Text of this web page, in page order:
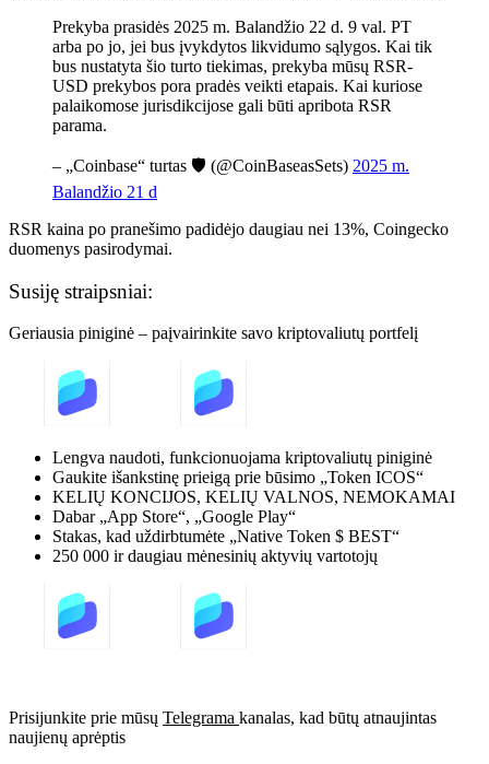
Prekyba prasidės 2025 m. Balandžio 22 d. 9 val. PT
arba po jo, jei bus įvykdytos likvidumo sąlygos. Kai tik
bus nustatyta šio turto tiekimas, prekyba mūsų RSR-
USD prekybos pora pradės veikti etapais. Kai kuriose
palaikomose jurisdikcijose gali būti apribota RSR
parama.
– „Coinbase“ turtas 🛡️ (@CoinBaseasSets) 2025 m.
Balandžio 21 d
RSR kaina po pranešimo padidėjo daugiau nei 13%, Coingecko
duomenys pasirodymai.
Susiję straipsniai:
Geriausia piniginė – paįvairinkite savo kriptovaliutų portfelį
Lengva naudoti, funkcionuojama kriptovaliutų piniginė
Gaukite išankstinę prieigą prie būsimo „Token ICOS“
KELIŲ KONCIJOS, KELIŲ VALNOS, NEMOKAMAI
Dabar „App Store“, „Google Play“
Stakas, kad uždirbtumėte „Native Token $ BEST“
250 000 ir daugiau mėnesinių aktyvių vartotojų
Prisijunkite prie mūsų Telegrama kanalas, kad būtų atnaujintas
naujienų aprėptis